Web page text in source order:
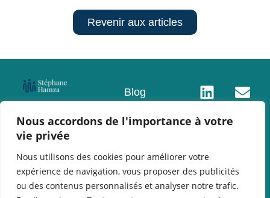
Nous accordons de l'importance à votre
vie privée
Nous utilisons des cookies pour améliorer votre
expérience de navigation, vous proposer des publicités
ou des contenus personnalisés et analyser notre trafic.
Revenir aux articles
Blog
Contact
légales
Politique de
confidentialité